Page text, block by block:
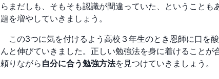
らまだしも、そもそも認識が間違っていた、ということ
題を増やしていきましょう。
この3つに気を付けるよう高校３年生のとき恩師に口を
んと伸びていきました。正しい勉強法を身に着けること
頼りながら 自分に合う勉強方法を見つけていきましょう。